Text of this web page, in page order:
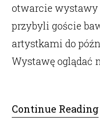
otwarcie
przybyli goście
artystkami do
Wystawę oglądać
Continue Reading